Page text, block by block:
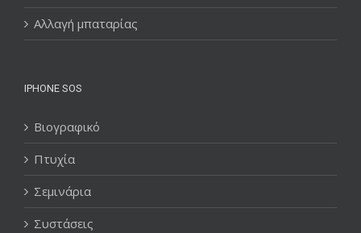
Αλλαγή μπαταρίας
IPHONE SOS
Βιογραφικό
Πτυχία
Σεμινάρια
Συστάσεις